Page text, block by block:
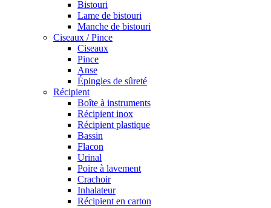
Bistouri
Lame de bistouri
Manche de bistouri
Ciseaux / Pince
Ciseaux
Pince
Anse
Épingles de sûreté
Récipient
Boîte à instruments
Récipient inox
Récipient plastique
Bassin
Flacon
Urinal
Poire à lavement
Crachoir
Inhalateur
Récipient en carton